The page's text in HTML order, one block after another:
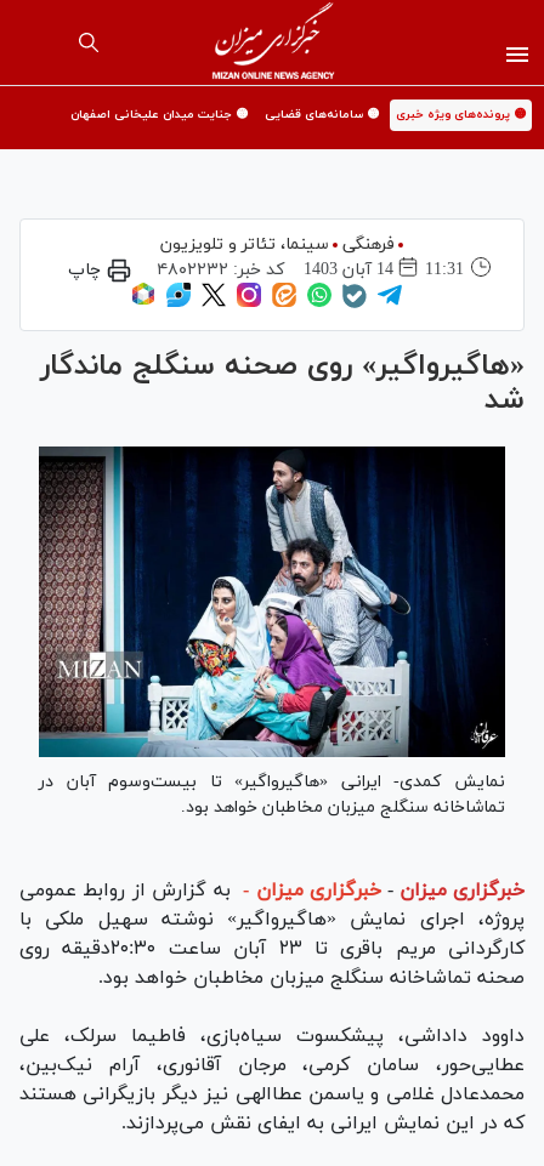
🟡 پرونده‌های ویژه خبری 🟡 سامانه‌های قضایی 🟡 جنایت میدان علیخانی اصفهان
فرهنگی
سینما،‌ تئاتر و تلویزیون
11:31
14 آبان 1403 کد خبر: ۴۸۰۲۲۳۲ چاپ
«هاگیرواگیر» روی صحنه سنگلج ماندگار
شد
نمایش کمدی- ایرانی «هاگیرواگیر» تا بیست‌وسوم آبان در
تماشاخانه سنگلج میزبان مخاطبان خواهد بود.
خبرگزاری میزان - خبرگزاری میزان - به گزارش از روابط عمومی
پروژه، اجرای نمایش «هاگیرواگیر» نوشته سهیل ملکی با
کارگردانی مریم باقری تا ۲۳ آبان ساعت ۲۰:۳۰دقیقه روی
صحنه تماشاخانه سنگلج میزبان مخاطبان خواهد بود.
داوود داداشی، پیشکسوت سیاه‌‎بازی، فاطیما سرلک، علی
عطایی‌حور، سامان کرمی، مرجان آقانوری، آرام نیک‌بین،
محمدعادل غلامی و یاسمن عطاالهی نیز دیگر بازیگرانی هستند
که در این نمایش ایرانی به ایفای نقش می‌پردازند.